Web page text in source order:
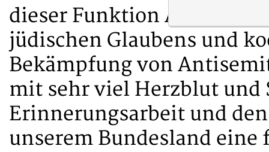
dieser Funktion
jüdischen Glaubens und
Bekämpfung von
mit sehr viel Herzblut und
Erinnerungsarbeit und
unserem Bundesland eine